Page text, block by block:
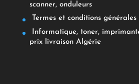
scanner, onduleurs
Termes et conditions générales
Informatique, toner,
prix livraison Algérie